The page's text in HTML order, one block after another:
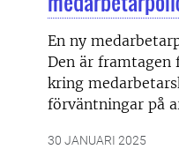
En ny
Den är framtagen
kring
förväntningar på
30 JANUARI 2025